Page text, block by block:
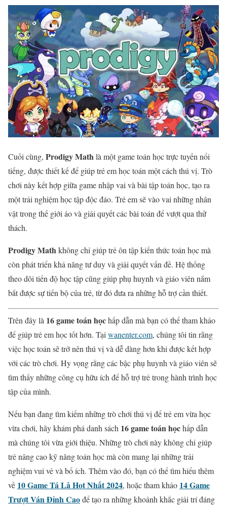
Cuối cùng, Prodigy Mathlà một game toán học trực tuyến nổi
tiếng, được thiết kế để giúp trẻ em học toán một cách thú vị. Trò
chơi này kết hợp giữa game nhập vai và bài tập toán học, tạo ra
một trải nghiệm học tập độc đáo. Trẻ em sẽ vào vai những nhân
vật trong thế giới ảo và giải quyết các bài toán để vượt qua thử
thách.
Prodigy Mathkhông chỉ giúp trẻ ôn tập kiến thức toán học mà
còn phát triển khả năng tư duy và giải quyết vấn đề. Hệ thống
theo dõi tiến độ học tập cũng giúp phụ huynh và giáo viên nắm
bắt được sự tiến bộ của trẻ, từ đó đưa ra những hỗ trợ cần thiết.
Trên đây là 16 game toán họchấp dẫn mà bạn có thể tham khảo
để giúp trẻ em học tốt hơn. Tại wanenter.com, chúng tôi tin rằng
việc học toán sẽ trở nên thú vị và dễ dàng hơn khi được kết hợp
với các trò chơi. Hy vọng rằng các bậc phụ huynh và giáo viên sẽ
tìm thấy những công cụ hữu ích để hỗ trợ trẻ trong hành trình học
tập của mình.
Nếu bạn đang tìm kiếm những trò chơi thú vị để trẻ em vừa học
vừa chơi, hãy khám phá danh sách 16 game toán họchấp dẫn
mà chúng tôi vừa giới thiệu. Những trò chơi này không chỉ giúp
trẻ nâng cao kỹ năng toán học mà còn mang lại những trải
nghiệm vui vẻ và bổ ích. Thêm vào đó, bạn có thể tìm hiểu thêm
về 10 Game Tá Lả Hot Nhất 2024, hoặc tham khảo 14 Game
Trượt Ván Đỉnh Caođể tạo ra những khoảnh khắc giải trí đáng